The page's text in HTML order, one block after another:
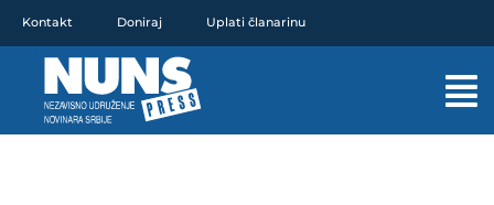
sadržaj
Kontakt Doniraj Uplati članarinu